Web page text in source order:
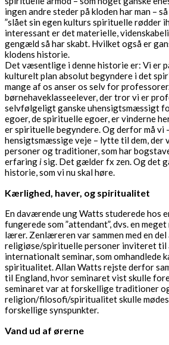
ingen andre steder på kloden har man –
”slået sin egen kulturs spirituelle rødder
interessant er det materielle,
gengæld så har skabt. Hvilket også er
klodens historie.
Det væsentlige i denne historie er: Vi er
kulturelt plan absolut begyndere i det
mange af os anser os selv for
børnehaveklasseelever, der tror vi er
selvfølgeligt ganske uhensigtsmæssigt
egoer, de spirituelle egoer, er vinderne
er spirituelle begyndere. Og derfor må vi
hensigtsmæssige veje – lytte til dem, der
personer og traditioner, som har
erfaringisig. Det gælder fx zen. Og det
historie, som vi nu skal høre.
Kærlighed, haver, og spiritualitet
En daværende ung Watts studerede hos
fungerede som ”attendant”, dvs. en
lærer. Zenlæreren var sammen med en del
religiøse/spirituelle personer inviteret til
internationalt seminar, som omhandlede
spiritualitet. Allan Watts rejste derfor
til England, hvor seminaret vist skulle
seminaret var at forskellige traditioner
religion/filosofi/spiritualitet skulle mødes
forskellige synspunkter.
Vand ud af ørerne